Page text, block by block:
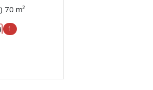
Maison 4 pièce(s) 2 chambre(s) 70 m²
1